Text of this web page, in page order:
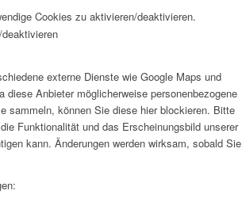
Cookies zu aktivieren/deaktivieren.
externe Dienste wie Google Maps und
diese Anbieter möglicherweise personenbezogene
sammeln, können Sie diese hier blockieren. Bitte
Funktionalität und das Erscheinungsbild unserer
kann. Änderungen werden wirksam, sobald Sie